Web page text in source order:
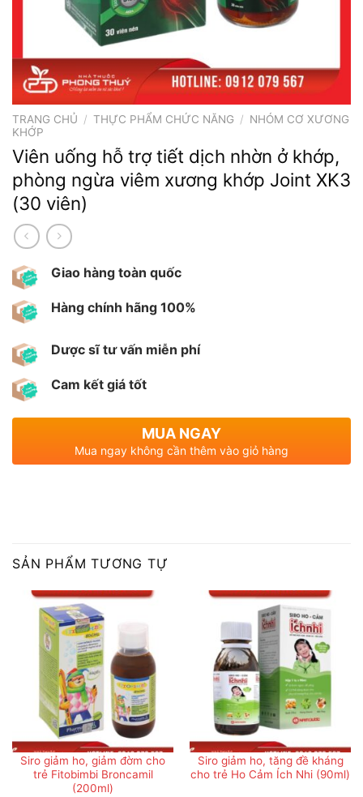
TRANG CHỦ / THỰC PHẨM CHỨC NĂNG / NHÓM CƠ XƯƠNG
KHỚP
Viên uống hỗ trợ tiết dịch nhờn ở khớp,
phòng ngừa viêm xương khớp Joint XK3
(30 viên)
Giao hàng toàn quốc
Hàng chính hãng 100%
Dược sĩ tư vấn miễn phí
Cam kết giá tốt
MUA NGAY
Mua ngay không cần thêm vào giỏ hàng
SẢN PHẨM TƯƠNG TỰ
Siro giảm ho, giảm đờm cho
trẻ Fitobimbi Broncamil
(200ml)
Siro giảm ho, tăng đề kháng
cho trẻ Ho Cảm Ích Nhi (90ml)